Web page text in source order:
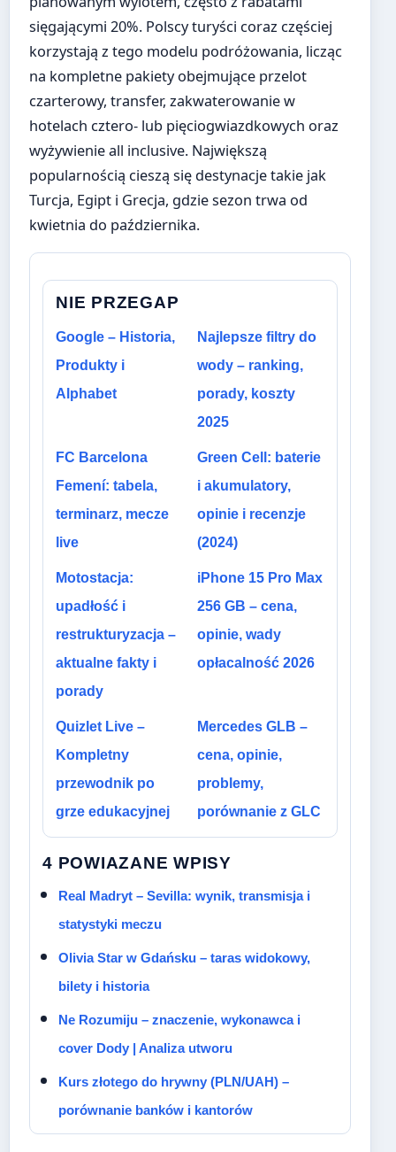
sięgającymi 20%. Polscy turyści coraz częściej
korzystają z tego modelu podróżowania, licząc
na kompletne pakiety obejmujące przelot
czarterowy, transfer, zakwaterowanie w
hotelach cztero- lub pięciogwiazdkowych oraz
wyżywienie all inclusive. Największą
popularnością cieszą się destynacje takie jak
Turcja, Egipt i Grecja, gdzie sezon trwa od
kwietnia do października.
NIE PRZEGAP
Google – Historia,
Produkty i
Alphabet
Najlepsze filtry do
wody – ranking,
porady, koszty
2025
FC Barcelona
Femení: tabela,
terminarz, mecze
live
Green Cell: baterie
i akumulatory,
opinie i recenzje
(2024)
Motostacja:
upadłość i
restrukturyzacja –
aktualne fakty i
porady
iPhone 15 Pro Max
256 GB – cena,
opinie, wady
opłacalność 2026
Quizlet Live –
Kompletny
przewodnik po
grze edukacyjnej
Mercedes GLB –
cena, opinie,
problemy,
porównanie z GLC
4 POWIAZANE WPISY
Real Madryt – Sevilla: wynik, transmisja i
statystyki meczu
Olivia Star w Gdańsku – taras widokowy,
bilety i historia
Ne Rozumiju – znaczenie, wykonawca i
cover Dody | Analiza utworu
Kurs złotego do hrywny (PLN/UAH) –
porównanie banków i kantorów